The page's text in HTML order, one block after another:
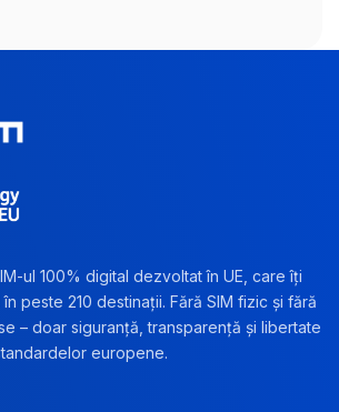
ul 100% digital dezvoltat în UE, care îți
peste 210 destinații. Fără SIM fizic și fără
– doar siguranță, transparență și libertate
europene.